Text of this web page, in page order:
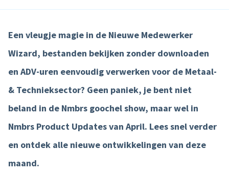
Interactieve loonstrook
Salaris workflow
Product
Product tour
Mobiele app
Trainingen
Een vleugje magie in de Nieuwe Medewerker
Wizard, bestanden bekijken zonder downloaden
en ADV-uren eenvoudig verwerken voor de Metaal-
& Technieksector? Geen paniek, je bent niet
beland in de Nmbrs goochel show, maar wel in
Nmbrs Product Updates van April. Lees snel verder
en ontdek alle nieuwe ontwikkelingen van deze
maand.